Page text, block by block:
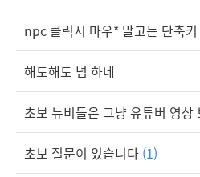
npc 클릭시 마우* 말고는 단축키
해도해도 넘 하네
초보 뉴비들은 그냥 유튜버 영상
초보 질문이 있습니다 (1)